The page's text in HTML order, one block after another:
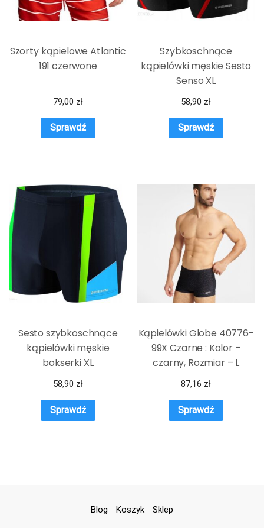
Szorty kąpielowe Atlantic
191 czerwone
79,00 zł
Sprawdź
Szybkoschnące
kąpielówki męskie Sesto
Senso XL
58,90 zł
Sprawdź
Sesto szybkoschnące
kąpielówki męskie
bokserki XL
58,90 zł
Sprawdź
Kąpielówki Globe 40776-
99X Czarne : Kolor –
czarny, Rozmiar – L
87,16 zł
Sprawdź
Blog Koszyk Sklep